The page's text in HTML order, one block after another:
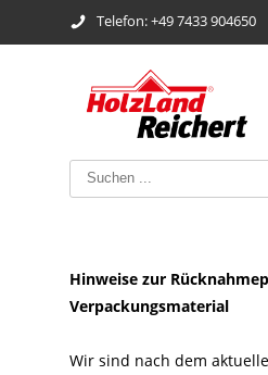
Telefon: +49 7433 904650
Hinweise zur
Verpackungsmaterial
Wir sind nach dem